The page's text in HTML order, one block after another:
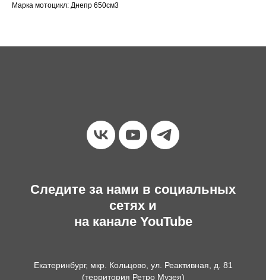
Марка мотоцикл: Днепр 650см3
Следите за нами в социальных
сетях и
на канале YouTube
Екатеринбург, мкр. Кольцово, ул. Реактивная, д. 81
(территория Ретро Музея)